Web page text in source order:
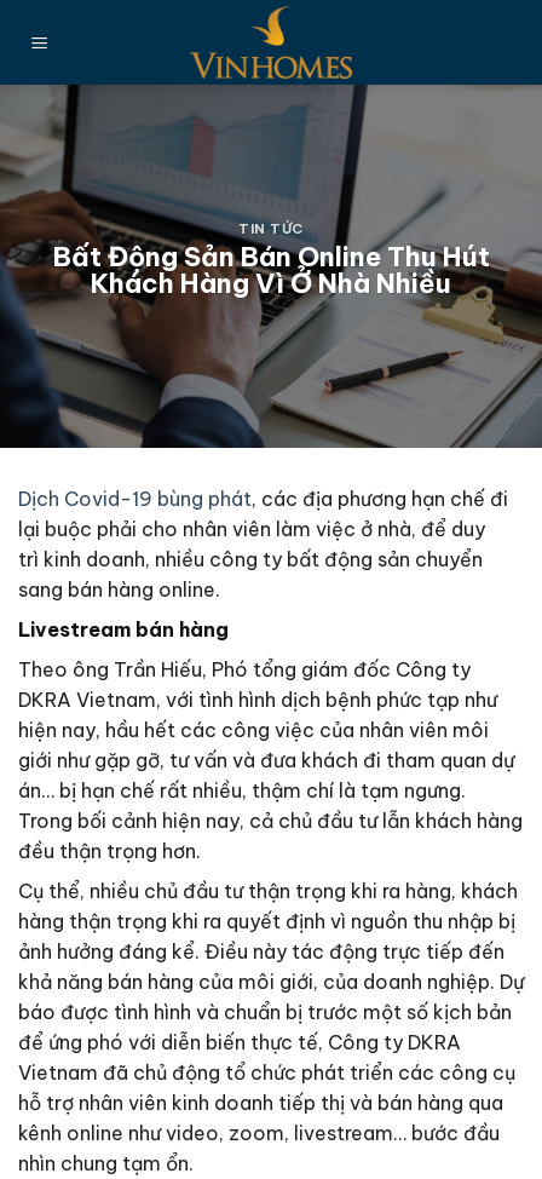
đến
TIN TỨC
Bất Động Sản Bán Online Thu Hút
Khách Hàng Vì Ở Nhà Nhiều
Dịch Covid-19 bùng phát, các địa phương hạn chế đi
lại buộc phải cho nhân viên làm việc ở nhà, để duy
trì kinh doanh, nhiều công ty bất động sản chuyển
sang bán hàng online.
Livestream bán hàng
Theo ông Trần Hiếu, Phó tổng giám đốc Công ty
DKRA Vietnam, với tình hình dịch bệnh phức tạp như
hiện nay, hầu hết các công việc của nhân viên môi
giới như gặp gỡ, tư vấn và đưa khách đi tham quan dự
án… bị hạn chế rất nhiều, thậm chí là tạm ngưng.
Trong bối cảnh hiện nay, cả chủ đầu tư lẫn khách hàng
đều thận trọng hơn.
Cụ thể, nhiều chủ đầu tư thận trọng khi ra hàng, khách
hàng thận trọng khi ra quyết định vì nguồn thu nhập bị
ảnh hưởng đáng kể. Điều này tác động trực tiếp đến
khả năng bán hàng của môi giới, của doanh nghiệp. Dự
báo được tình hình và chuẩn bị trước một số kịch bản
để ứng phó với diễn biến thực tế, Công ty DKRA
Vietnam đã chủ động tổ chức phát triển các công cụ
hỗ trợ nhân viên kinh doanh tiếp thị và bán hàng qua
kênh online như video, zoom, livestream… bước đầu
nhìn chung tạm ổn.